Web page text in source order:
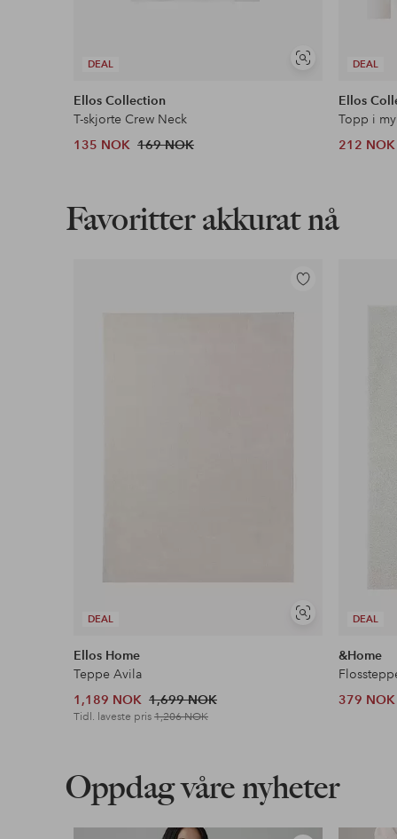
DEAL
Vis
Ellos Collection
T-skjorte Crew Neck
135 NOK 169 NOK
DEAL
Ellos
Topp i
212 NOK
Favoritter akkurat nå
DEAL
Vis
Legg
Ellos Home
Teppe Avila
1,189 NOK 1,699 NOK
Tidl. laveste pris1,206 NOK
DEAL
&Home
379 NOK
Oppdag våre nyheter